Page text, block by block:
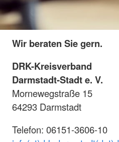
Wir beraten Sie gern.
DRK-Kreisverband
Darmstadt-Stadt e. V.
Mornewegstraße 15
64293 Darmstadt
Telefon: 06151-3606-10